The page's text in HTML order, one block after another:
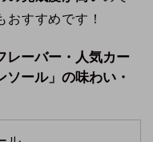
すすめです！
レーバー・人気カー
ソール」の味わい・